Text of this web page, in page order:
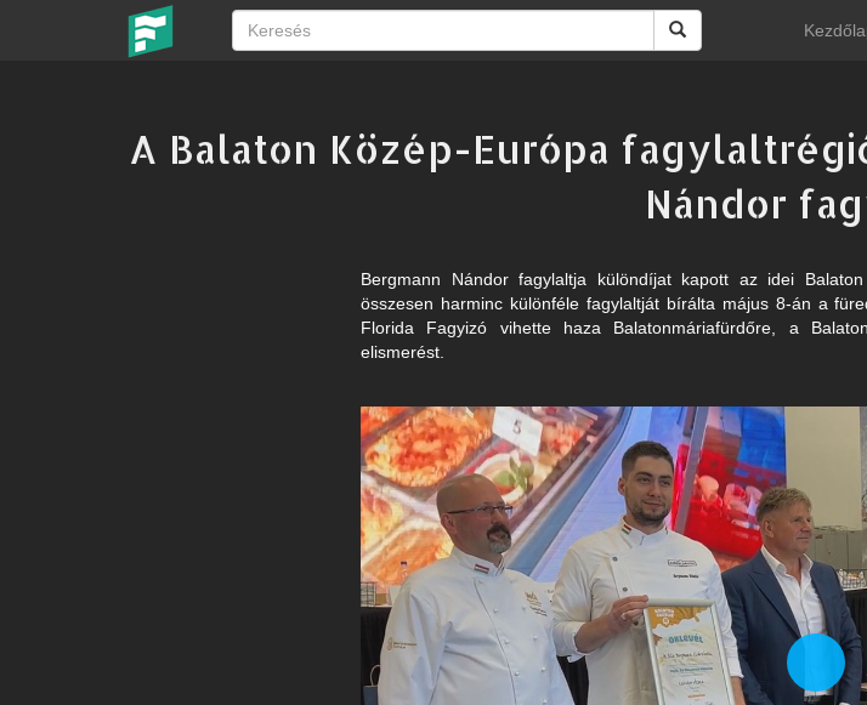
A Balaton Közép-Európa
Nándor
Bergmann Nándor fagylaltja különdíjat kapott az idei
összesen harminc különféle fagylaltját bírálta május 8-án a
Florida Fagyizó vihette haza Balatonmáriafürdőre, a
elismerést.
Play